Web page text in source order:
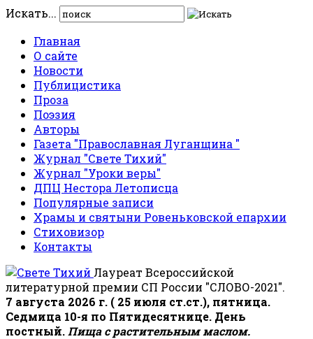
Искать...
Главная
О сайте
Новости
Публицистика
Проза
Поэзия
Авторы
Газета "Православная Луганщина "
Журнал "Свете Тихий"
Журнал "Уроки веры"
ДПЦ Нестора Летописца
Популярные записи
Храмы и святыни Ровеньковской епархии
Стиховизор
Контакты
Лауреат Всероссийской
литературной премии СП России "СЛОВО-2021".
7 августа 2026 г. ( 25 июля ст.ст.), пятница.
Седмица 10-я по Пятидесятнице. День
постный. Пища с растительным маслом.